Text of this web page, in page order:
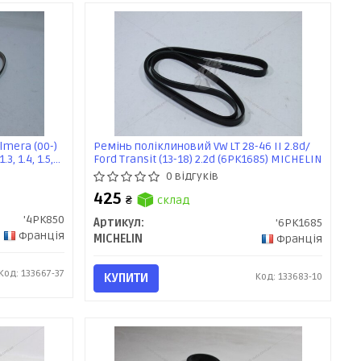
(00-)
1.4, 1.5,
'4PK850
Франція
Код: 133667-37
Ремінь поліклиновий VW LT 28-46 II 2.8d/
Ford Transit (13-18) 2.2d (6PK1685) MICHELIN
0 відгуків
425₴
склад
Артикул:
'6PK1685
MICHELIN
Франція
КУПИТИ Код: 133683-10